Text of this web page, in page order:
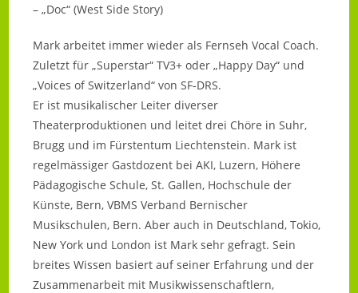
– „Doc“ (West Side Story)
Mark arbeitet immer wieder als Fernseh Vocal Coach.
Zuletzt für „Superstar“ TV3+ oder „Happy Day“ und
„Voices of Switzerland“ von SF-DRS.
Er ist musikalischer Leiter diverser
Theaterproduktionen und leitet drei Chöre in Suhr,
Brugg und im Fürstentum Liechtenstein. Mark ist
regelmässiger Gastdozent bei AKI, Luzern, Höhere
Pädagogische Schule, St. Gallen, Hochschule der
Künste, Bern, VBMS Verband Bernischer
Musikschulen, Bern. Aber auch in Deutschland, Tokio,
New York und London ist Mark sehr gefragt. Sein
breites Wissen basiert auf seiner Erfahrung und der
Zusammenarbeit mit Musikwissenschaftlern,